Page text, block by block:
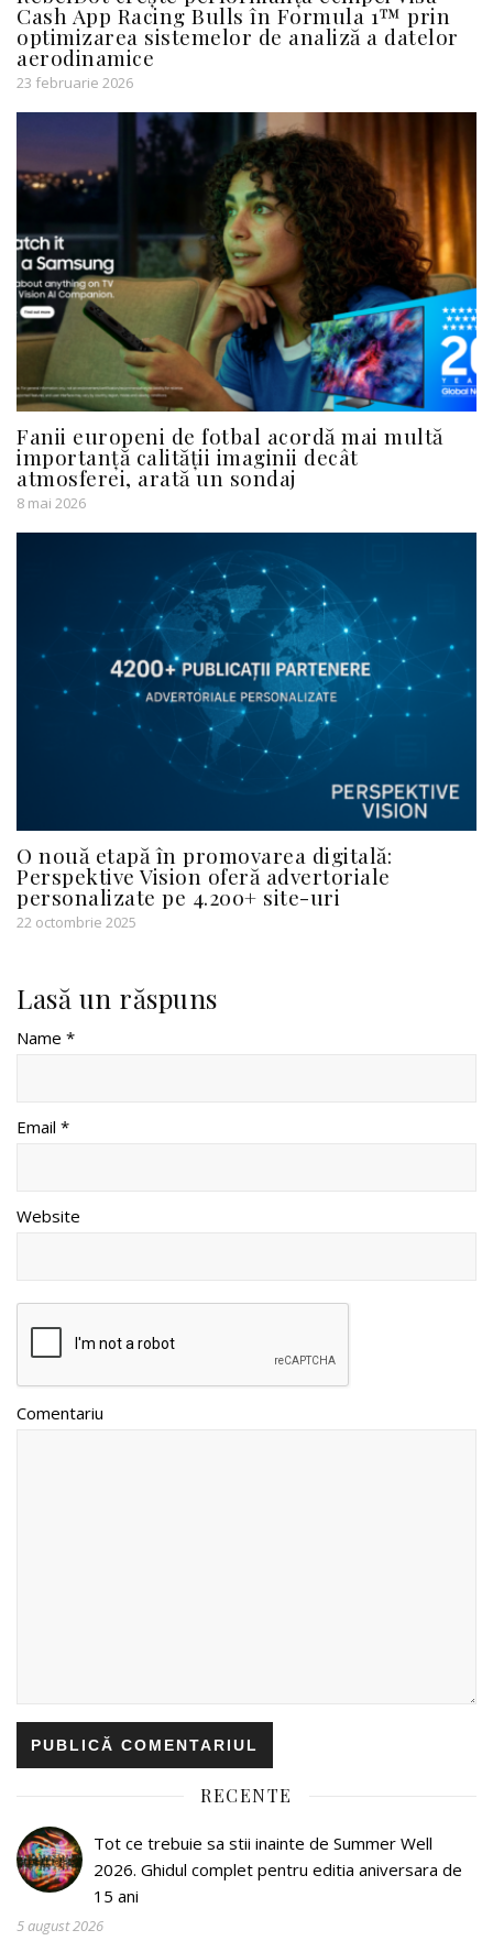
Cash App Racing Bulls în Formula 1™ prin
optimizarea sistemelor de analiză a datelor
aerodinamice
23 februarie 2026
Fanii europeni de fotbal acordă mai multă
importanță calității imaginii decât
atmosferei, arată un sondaj
8 mai 2026
O nouă etapă în promovarea digitală:
Perspektive Vision oferă advertoriale
personalizate pe 4.200+ site-uri
22 octombrie 2025
Lasă un răspuns
Name *
Email *
Website
Comentariu
RECENTE
Tot ce trebuie sa stii inainte de Summer Well
2026. Ghidul complet pentru editia aniversara de
15 ani
5 august 2026